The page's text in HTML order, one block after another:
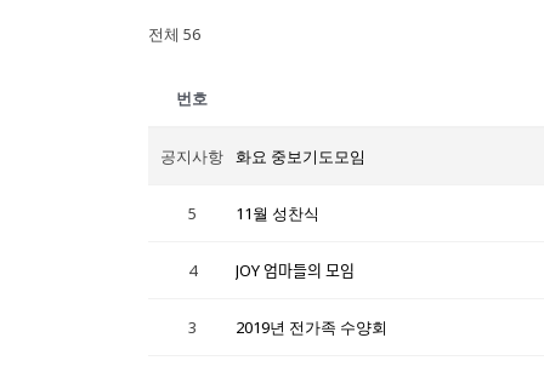
전체 56
번호
공지사항 화요 중보기도모임
5 11월 성찬식
4 JOY 엄마들의 모임
3 2019년 전가족 수양회